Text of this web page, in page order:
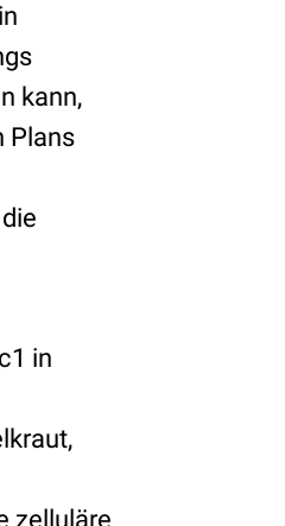
kann,
Plans
in
zelluläre